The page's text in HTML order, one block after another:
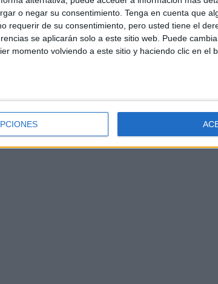
o negar su consentimiento. Tenga en cuenta que
requerir de su consentimiento, pero usted tiene el
se aplicarán solo a este sitio web. Puede
momento volviendo a este sitio y haciendo clic en el